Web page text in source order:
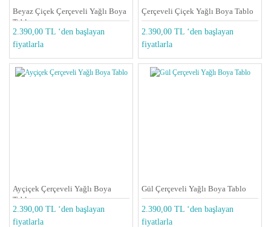
Beyaz Çiçek Çerçeveli Yağlı Boya
Tablo
2.390,00 TL ‘den başlayan
fiyatlarla
Çerçeveli Çiçek Yağlı Boya Tablo
2.390,00 TL ‘den başlayan
fiyatlarla
Ayçiçek Çerçeveli Yağlı Boya
Tablo
2.390,00 TL ‘den başlayan
fiyatlarla
Gül Çerçeveli Yağlı Boya Tablo
2.390,00 TL ‘den başlayan
fiyatlarla